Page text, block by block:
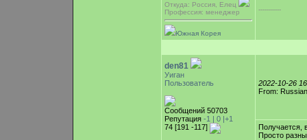
Откуда: Россия, Елец
Профессия: менеджер
Южная Корея
-----------
den81
Уиган
Пользователь
Сообщений 50703
Репутация -1 | 0 |+1
74 [191 -117]
2022-10-26
From:
Получается,
Просто